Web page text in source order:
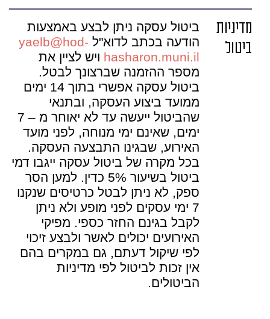
מדיניות
ביטול
ביטול עסקה ניתן לבצע באמצעות
הודעה בכתב לדוא"ל yaelb@hod-
hasharon.muni.il ויש לציין את
מספר ההזמנה שברצונך לבטל.
ביטול עסקה אפשרי בתוך 14 ימים
ממועד ביצוע העסקה, ובתנאי
שהביטול ייעשה עד לא יאוחר מ – 7
ימים, שאינם ימי מנוחה, לפני מועד
האירוע, שבגינו התבצעה העסקה.
בכל מקרה של ביטול עסקה ייגבו דמי
ביטול בשיעור 5% כדין. למען הסר
ספק, לא ניתן לבטל כרטיסים שנקנו
7 ימי עסקים לפני מופע ולא ניתן
לקבל בגינם החזר כספי. מפיקי
האירועים יכולים לאשר ולבצע זיכוי
לפי שיקול דעתם, גם במקרים בהם
אין זכות לביטול לפי מדיניות
הביטולים.